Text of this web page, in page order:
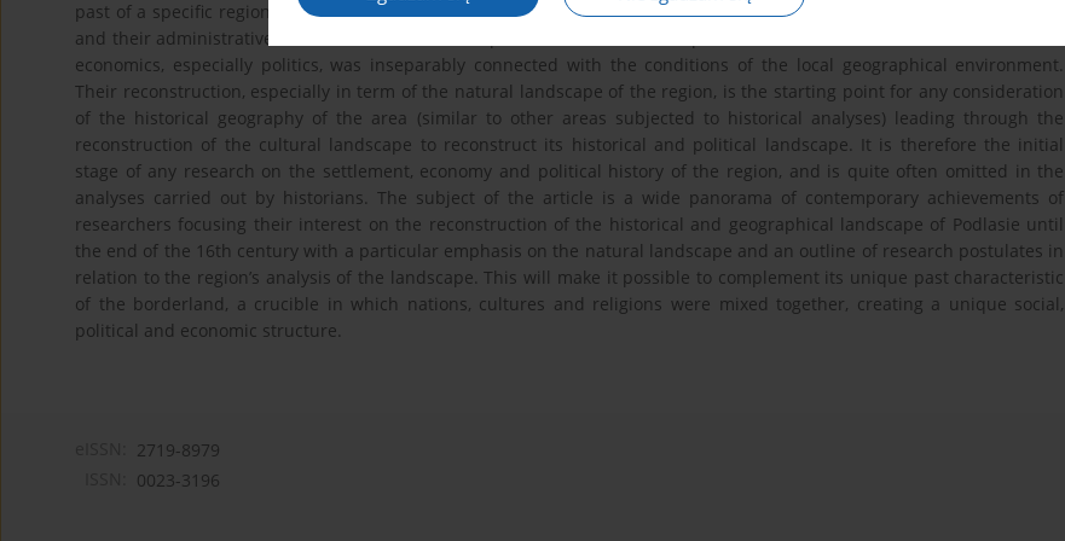
past of a specific region in the field of settlement and economic activity of people, as well as territorial changes of states
and their administrative divisions. It should be emphasized that the development of Podlasie in terms of settlement and
economics, especially politics, was inseparably connected with the conditions of the local geographical environment.
Their reconstruction, especially in term of the natural landscape of the region, is the starting point for any consideration
of the historical geography of the area (similar to other areas subjected to historical analyses) leading through the
reconstruction of the cultural landscape to reconstruct its historical and political landscape. It is therefore the initial
stage of any research on the settlement, economy and political history of the region, and is quite often omitted in the
analyses carried out by historians. The subject of the article is a wide panorama of contemporary achievements of
researchers focusing their interest on the reconstruction of the historical and geographical landscape of Podlasie until
the end of the 16th century with a particular emphasis on the natural landscape and an outline of research postulates in
relation to the region’s analysis of the landscape. This will make it possible to complement its unique past characteristic
of the borderland, a crucible in which nations, cultures and religions were mixed together, creating a unique social,
political and economic structure.
2719-8979
0023-3196